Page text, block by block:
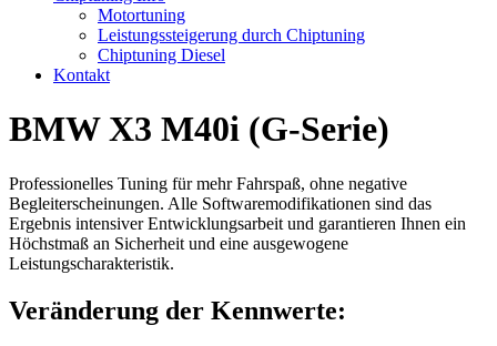
Motortuning
Leistungssteigerung durch Chiptuning
Chiptuning Diesel
Kontakt
BMW X3 M40i (G-Serie)
Professionelles Tuning für mehr Fahrspaß, ohne negative
Begleiterscheinungen. Alle Softwaremodifikationen sind das
Ergebnis intensiver Entwicklungsarbeit und garantieren Ihnen ein
Höchstmaß an Sicherheit und eine ausgewogene
Leistungscharakteristik.
Veränderung der Kennwerte: